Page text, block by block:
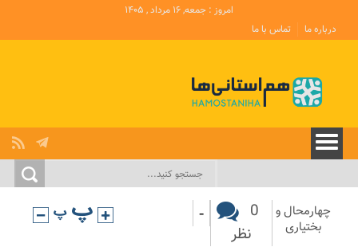
امروز : جمعه, ۱۶ مرداد , ۱۴۰۵
درباره ما
تماس با ما
چهارمحال و
بختیاری
0
نظر
-